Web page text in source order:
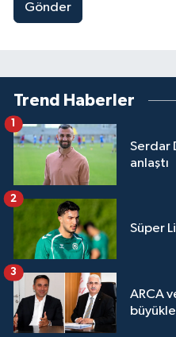
Gönder
Trend Haberler
Serdar
anlaştı
Süper
2
ARCA
3